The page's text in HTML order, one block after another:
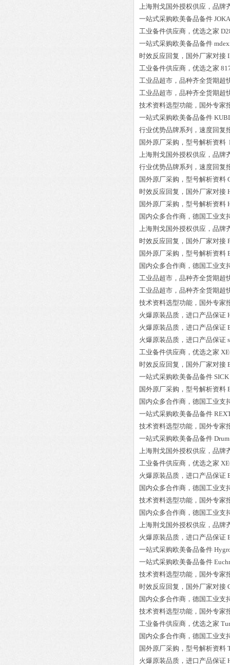
上海荆戈国外授权供应，品牌
一站式采购欧美备品备件
工业备件供应商，优选之家
一站式采购欧美备品备件
时效反应回复，国外厂家对接
工业备件供应商，优选之家
工业品超市，品种齐全货期超
工业品超市，品种齐全货期超
技术资料选型功能，国外专家
一站式采购欧美备品备件
行业优势品牌系列，速度回复
国外原厂采购，型号解析资料
上海荆戈国外授权供应，品牌
行业优势品牌系列，速度回复
国外原厂采购，型号解析资料
时效反应回复，国外厂家对接
国外原厂采购，型号解析资料
国内众多合作商，德国工业支
上海荆戈国外授权供应，品牌
时效反应回复，国外厂家对接
国外原厂采购，型号解析资料
国内众多合作商，德国工业支
工业品超市，品种齐全货期超
工业品超市，品种齐全货期超
技术资料选型功能，国外专家
火爆原装品质，进口产品保证
火爆原装品质，进口产品保证
火爆原装品质，进口产品保证
工业备件供应商，优选之家
时效反应回复，国外厂家对接
一站式采购欧美备品备件
国外原厂采购，型号解析资料
国内众多合作商，德国工业支
一站式采购欧美备品备件
技术资料选型功能，国外专家
一站式采购欧美备品备件
上海荆戈国外授权供应，品牌
工业备件供应商，优选之家
火爆原装品质，进口产品保证
国内众多合作商，德国工业支
技术资料选型功能，国外专家
国内众多合作商，德国工业支
上海荆戈国外授权供应，品牌
火爆原装品质，进口产品保证
一站式采购欧美备品备件
一站式采购欧美备品备件
技术资料选型功能，国外专家
时效反应回复，国外厂家对接
国内众多合作商，德国工业支
技术资料选型功能，国外专家
工业备件供应商，优选之家
国内众多合作商，德国工业支
国外原厂采购，型号解析资料
火爆原装品质，进口产品保证